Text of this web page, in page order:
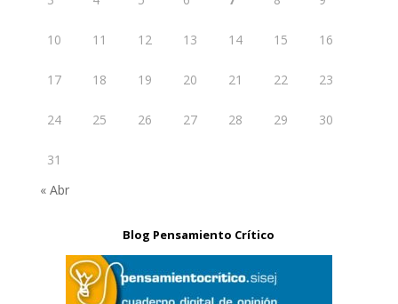
10 11 12 13 14 15 16
17 18 19 20 21 22 23
24 25 26 27 28 29 30
31
« Abr
Blog Pensamiento Crítico